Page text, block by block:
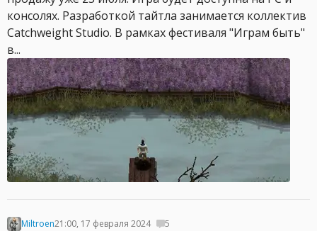
консолях. Разработкой тайтла занимается коллектив
Catchweight Studio. В рамках фестиваля "Играм быть"
в...
Miltroen21:00, 17 февраля 2024 5